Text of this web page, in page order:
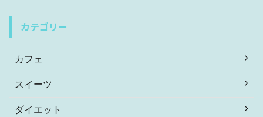
カテゴリー
カフェ
スイーツ
ダイエット